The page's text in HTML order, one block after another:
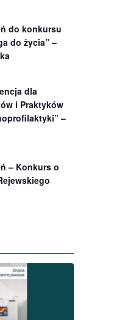
do konkursu
do życia” –
dla
i Praktyków
–
– Konkurs o